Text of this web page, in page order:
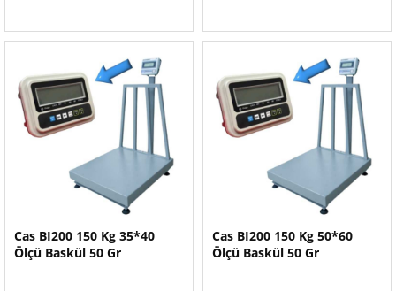
Cas BI200 150 Kg 35*40
Ölçü Baskül 50 Gr
Cas BI200 150 Kg 50*60
Ölçü Baskül 50 Gr